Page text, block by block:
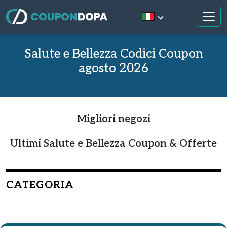
Salute e Bellezza Codici Coupon
agosto 2026
Migliori negozi
Ultimi Salute e Bellezza Coupon & Offerte
CATEGORIA